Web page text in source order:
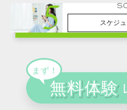
スケジ